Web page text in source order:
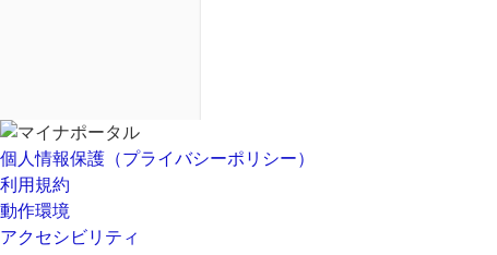
個人情報保護（プライバシーポリシー）
利用規約
動作環境
アクセシビリティ